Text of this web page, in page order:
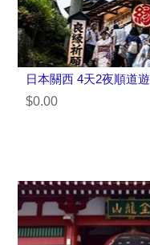
日本關西 4天2夜順道遊
$0.00